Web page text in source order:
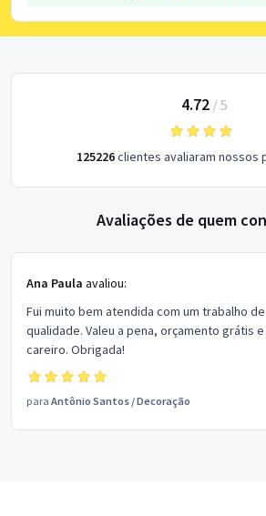
4.72/ 5
125226clientes avaliaram nossos
Avaliações de quem
Ana Paula avaliou:
Fui muito bem atendida com um trabalho de
qualidade. Valeu a pena, orçamento grátis e
careiro. Obrigada!
para Antônio Santos /Decoração